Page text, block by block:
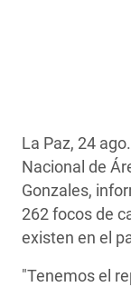
La Paz, 24
Nacional de
Gonzales,
262 focos de
existen en el
"Tenemos el